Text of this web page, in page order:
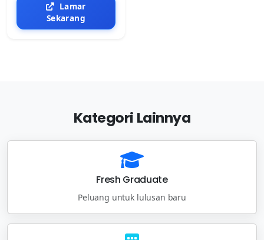
Lamar
Sekarang
Kategori Lainnya
Fresh Graduate
Peluang untuk lulusan baru